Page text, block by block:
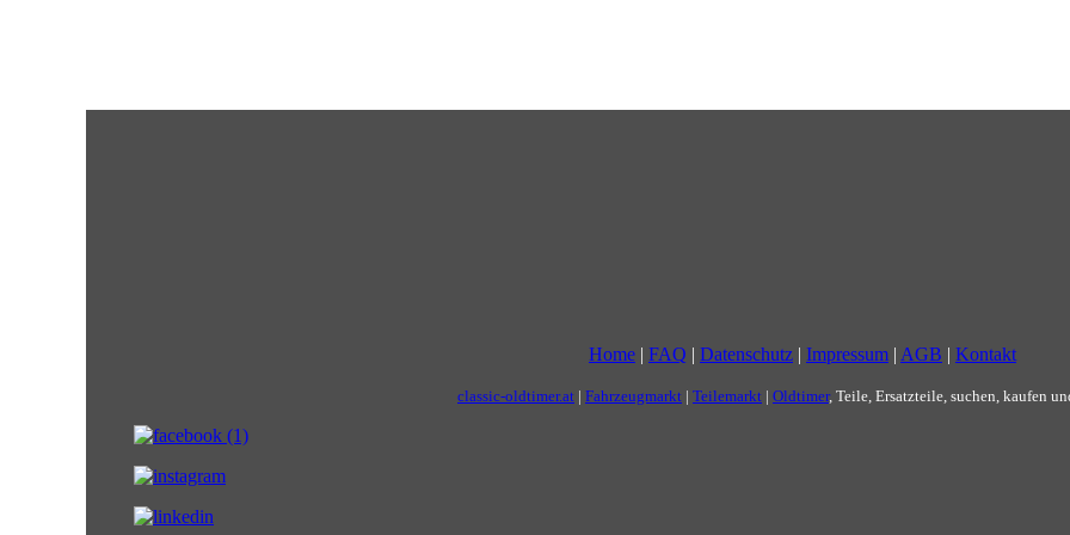
Home | FAQ | Datenschutz | Impressum | AGB | Kontakt
classic-oldtimer.at | Fahrzeugmarkt | Teilemarkt | Oldtimer, Teile, Ersatzteile, suchen, kaufen